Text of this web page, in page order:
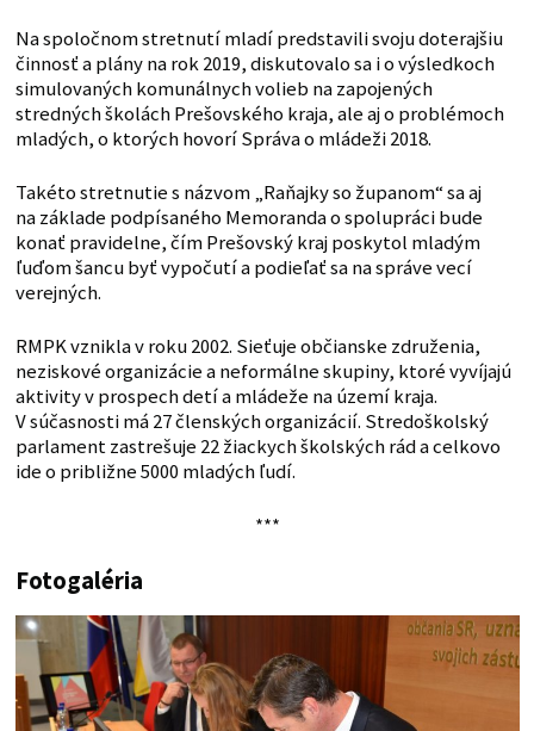
Na spoločnom stretnutí mladí predstavili svoju doterajšiu
činnosť a plány na rok 2019, diskutovalo sa i o výsledkoch
simulovaných komunálnych volieb na zapojených
stredných školách Prešovského kraja, ale aj o problémoch
mladých, o ktorých hovorí Správa o mládeži 2018.
Takéto stretnutie s názvom „Raňajky so županom“ sa aj
na základe podpísaného Memoranda o spolupráci bude
konať pravidelne, čím Prešovský kraj poskytol mladým
ľuďom šancu byť vypočutí a podieľať sa na správe vecí
verejných.
RMPK vznikla v roku 2002. Sieťuje občianske združenia,
neziskové organizácie a neformálne skupiny, ktoré vyvíjajú
aktivity v prospech detí a mládeže na území kraja.
V súčasnosti má 27 členských organizácií. Stredoškolský
parlament zastrešuje 22 žiackych školských rád a celkovo
ide o približne 5000 mladých ľudí.
***
Fotogaléria